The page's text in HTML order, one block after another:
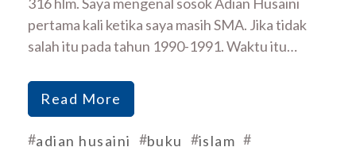
pertama kali ketika saya masih SMA. Jika tidak
salah itu pada tahun 1990-1991. Waktu itu…
Read More
#adian husaini #buku #islam #